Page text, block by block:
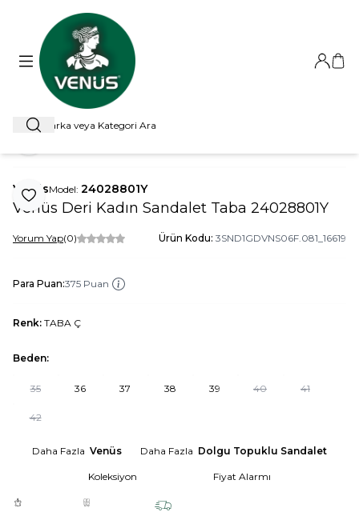
Ara
Giriş
Favoriye Ekle
VenüsModel: 24028801Y
Venüs Deri Kadın Sandalet Taba 24028801Y
Yorum Yap(0) Ürün Kodu: 3SND1GDVNS06F.081_16619
Para Puan:375 Puan
Renk: TABA Ç
Beden:
35 36 37 38 39 40 41
42
Daha Fazla Venüs Daha Fazla Dolgu Topuklu Sandalet
Koleksiyon Fiyat Alarmı